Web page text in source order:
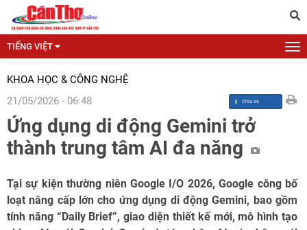
TIẾNG VIỆT
KHOA HỌC & CÔNG NGHỆ
21/05/2026 - 06:48
Ứng dụng di động Gemini trở
thành trung tâm AI đa năng
Tại sự kiện thường niên Google I/O 2026, Google công bố
loạt nâng cấp lớn cho ứng dụng di động Gemini, bao gồm
tính năng “Daily Brief”, giao diện thiết kế mới, mô hình tạo